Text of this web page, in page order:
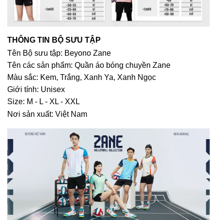
THÔNG TIN BỘ SƯU TẬP
Tên Bộ sưu tập: Beyono Zane
Tên các sản phẩm: Quần áo bóng chuyền Zane
Màu sắc: Kem, Trắng, Xanh Ya, Xanh Ngọc
Giới tính: Unisex
Size: M - L - XL - XXL
Nơi sản xuất: Việt Nam